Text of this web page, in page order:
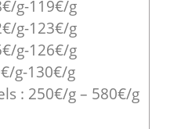
g-119€/g
g-123€/g
g-126€/g
g-130€/g
: 250€/g – 580€/g